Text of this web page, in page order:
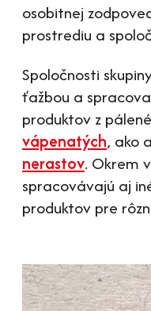
osobitnej
prostrediu a
Spoločnosti
ťažbou a
produktov z
vápenatých, ako
nerastov. Okrem
spracovávajú aj
produktov pre